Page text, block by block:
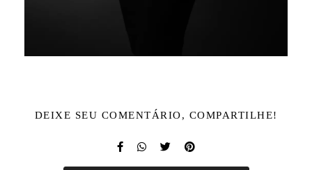
DEIXE SEU COMENTÁRIO, COMPARTILHE!